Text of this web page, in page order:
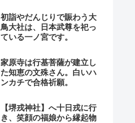
初詣やだんじりで賑わう大
鳥大社は、日本武尊を祀っ
ている一ノ宮です。
家原寺は行基菩薩が建立し
た知恵の文殊さん。白いハ
ンカチで合格祈願。
【堺戎神社】へ十日戎に行
き、笑顔の福娘から縁起物